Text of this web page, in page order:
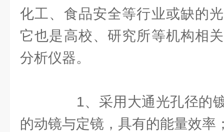
化工、食品安全等行业或缺的
它也是高校、研究所等机构相
分析仪器。
1、采用大通光孔径的镀
的动镜与定镜，具有的能量效率